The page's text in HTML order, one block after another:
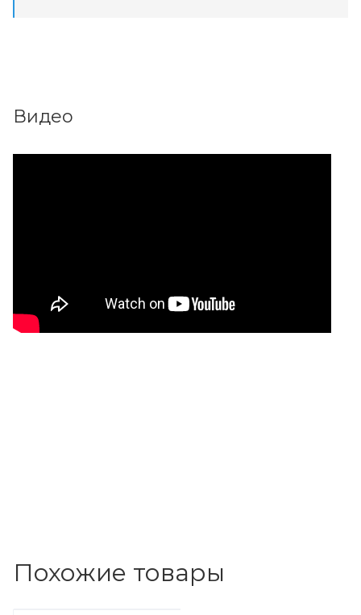
Видео
Похожие товары